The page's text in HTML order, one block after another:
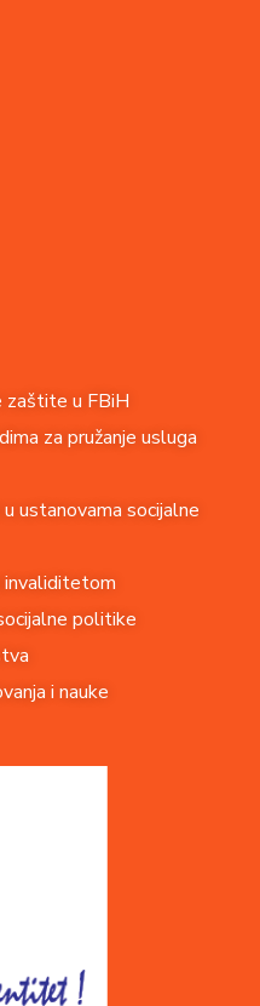
zaštite u FBiH
za pružanje usluga
ustanovama socijalne
invaliditetom
politike
i nauke